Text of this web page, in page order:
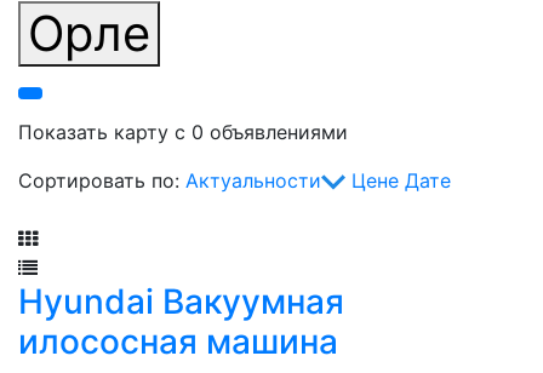
Орле
Показать карту с 0 объявлениями
Сортировать по: Актуальности Цене Дате
Hyundai Вакуумная
илососная машина